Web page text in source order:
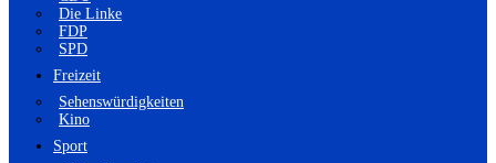
Die Linke
FDP
SPD
Freizeit
Sehenswürdigkeiten
Kino
Sport